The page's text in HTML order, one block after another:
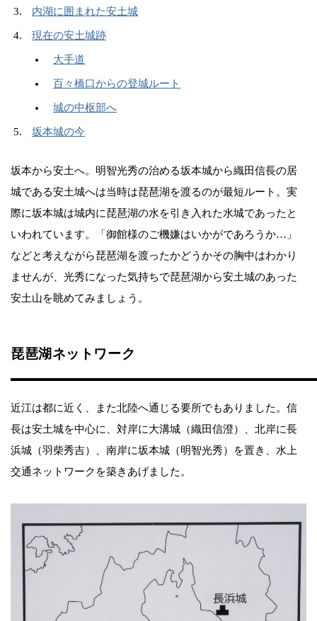
内湖に囲まれた安土城
現在の安土城跡
大手道
百々橋口からの登城ルート
城の中枢部へ
坂本城の今
坂本から安土へ。明智光秀の治める坂本城から織田信長の居
城である安土城へは当時は琵琶湖を渡るのが最短ルート。実
際に坂本城は城内に琵琶湖の水を引き入れた水城であったと
いわれています。「御館様のご機嫌はいかがであろうか…」
などと考えながら琵琶湖を渡ったかどうかその胸中はわかり
ませんが、光秀になった気持ちで琵琶湖から安土城のあった
安土山を眺めてみましょう。
琵琶湖ネットワーク
近江は都に近く、また北陸へ通じる要所でもありました。信
長は安土城を中心に、対岸に大溝城（織田信澄）、北岸に長
浜城（羽柴秀吉）、南岸に坂本城（明智光秀）を置き、水上
交通ネットワークを築きあげました。